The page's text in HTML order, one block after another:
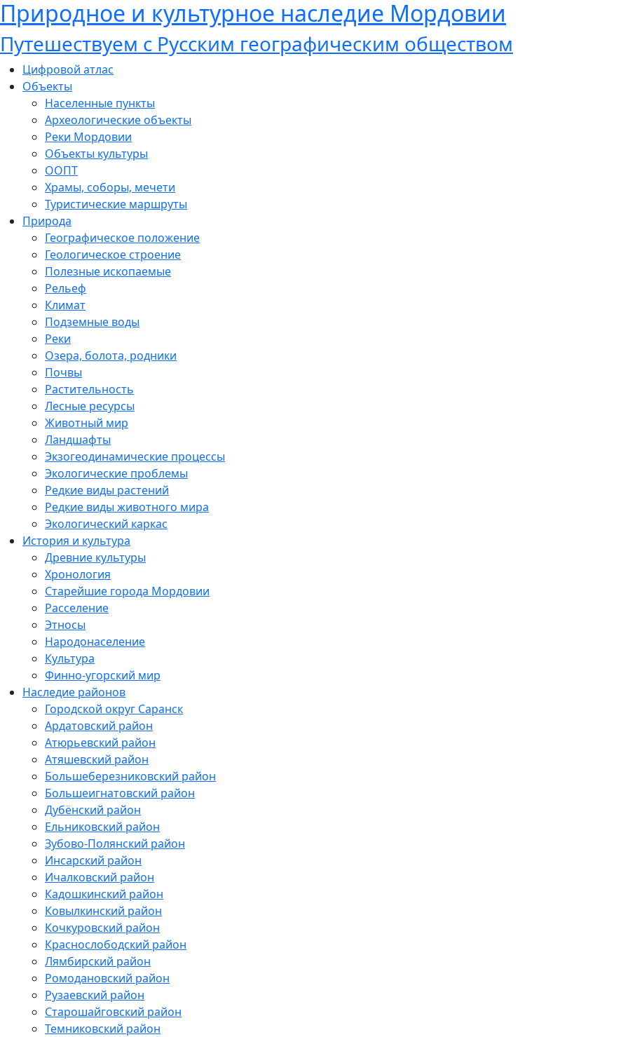
Природное и культурное наследие Мордовии
Путешествуем с Русским географическим обществом
Цифровой атлас
Объекты
Населенные пункты
Археологические объекты
Реки Мордовии
Объекты культуры
ООПТ
Храмы, соборы, мечети
Туристические маршруты
Природа
Географическое положение
Геологическое строение
Полезные ископаемые
Рельеф
Климат
Подземные воды
Реки
Озера, болота, родники
Почвы
Растительность
Лесные ресурсы
Животный мир
Ландшафты
Экзогеодинамические процессы
Экологические проблемы
Редкие виды растений
Редкие виды животного мира
Экологический каркас
История и культура
Древние культуры
Хронология
Старейшие города Мордовии
Расселение
Этносы
Народонаселение
Культура
Финно-угорский мир
Наследие районов
Городской округ Саранск
Ардатовский район
Атюрьевский район
Атяшевский район
Большеберезниковский район
Большеигнатовский район
Дубёнский район
Ельниковский район
Зубово-Полянский район
Инсарский район
Ичалковский район
Кадошкинский район
Ковылкинский район
Кочкуровский район
Краснослободский район
Лямбирский район
Ромодановский район
Рузаевский район
Старошайговский район
Темниковский район